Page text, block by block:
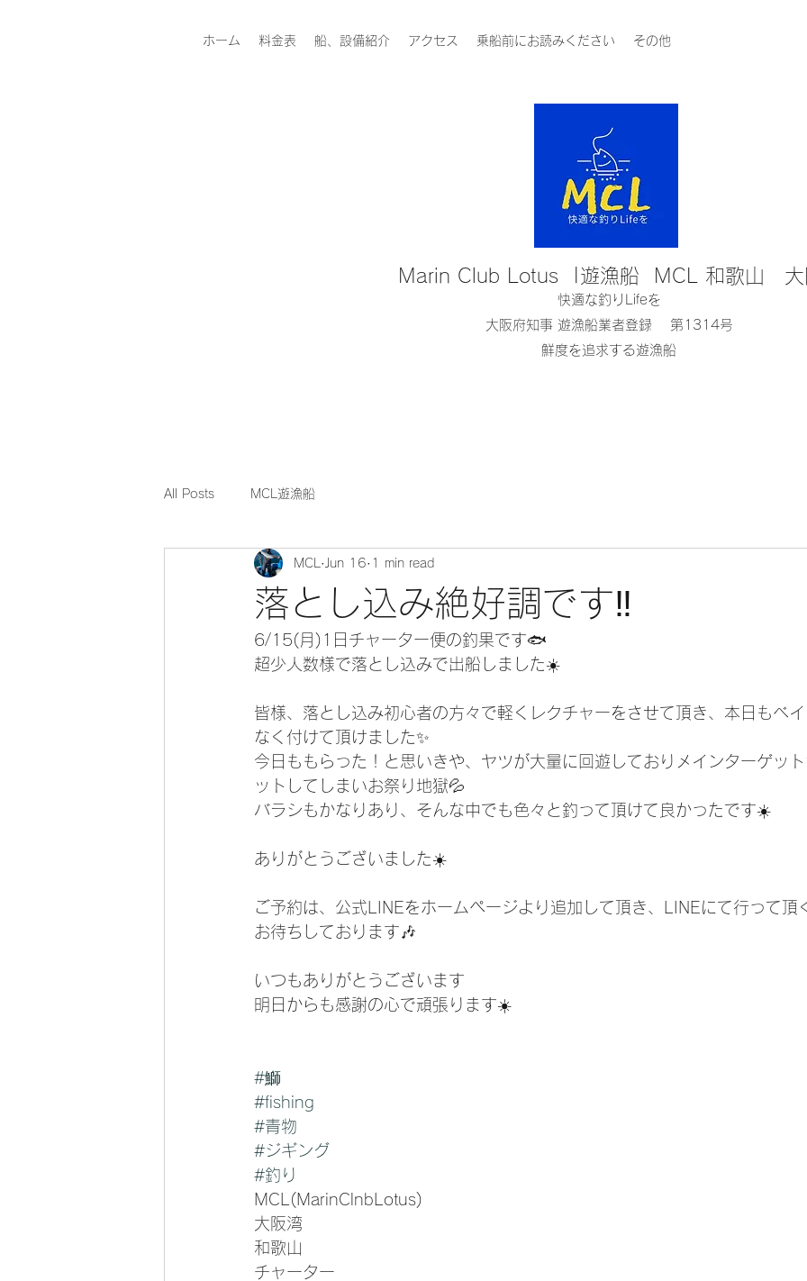
ホーム 料金表 船、設備紹介 アクセス 乗船前にお読みください その他
Marin Club Lotus |遊漁船 MCL 和歌山 大
快適な釣りLifeを
大阪府知事 遊漁船業者登録 第1314号
鮮度を追求する遊漁船
All Posts MCL遊漁船
落とし込み絶好調です‼️
MCL Jun 16 1 min read
6/15(月)1日チャーター便の釣果です🐟
超少人数様で落とし込みで出船しました☀️
皆様、落とし込み初心者の方々で軽くレクチャーをさせて頂き、本日もベ
なく付けて頂けました✨
今日ももらった！と思いきや、ヤツが大量に回遊しておりメインターゲッ
ットしてしまいお祭り地獄💦
バラシもかなりあり、そんな中でも色々と釣って頂けて良かったです☀️
ありがとうございました☀️
ご予約は、公式LINEをホームページより追加して頂き、LINEにて行って頂
お待ちしております🎶
いつもありがとうございます
明日からも感謝の心で頑張ります☀️
#鰤
#fishing
#青物
#ジギング
#釣り
MCL(MarinClnbLotus)
大阪湾
和歌山
チャーター